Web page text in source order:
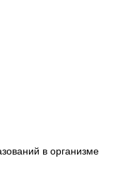
в организме